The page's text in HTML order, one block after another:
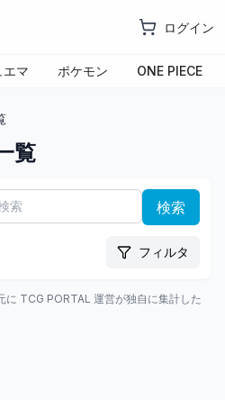
ログイン
エマ ポケモン ONE PIECE
覧
検索
フィルタ
に TCG PORTAL 運営が独自に集計した